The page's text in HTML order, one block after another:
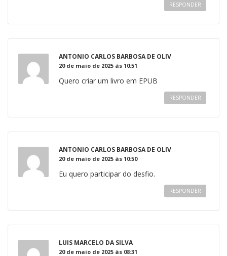
RESPONDER
ANTONIO CARLOS BARBOSA DE OLIV
20 de maio de 2025 às 10:51
Quero criar um livro em EPUB
RESPONDER
ANTONIO CARLOS BARBOSA DE OLIV
20 de maio de 2025 às 10:50
Eu quero participar do desfio.
RESPONDER
LUIS MARCELO DA SILVA
20 de maio de 2025 às 08:31